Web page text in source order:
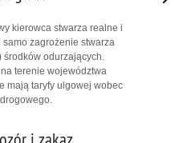
kierowca stwarza realne i
zagrożenie stwarza
środków odurzających.
terenie województwa
mają taryfy ulgowej wobec